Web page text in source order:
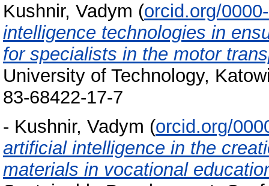
Kushnir, Vadym (orcid.org/
intelligence technologies in
for specialists in the motor
University of Technology,
83-68422-17-7
- Kushnir, Vadym (orcid.org/
artificial intelligence in the
materials in vocational